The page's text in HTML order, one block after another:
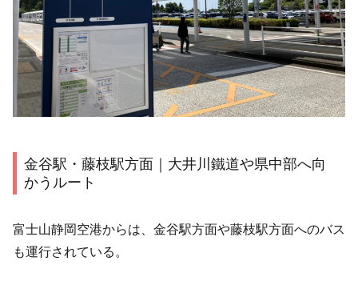
金谷駅・藤枝駅方面｜大井川鐵道や県中部へ向
かうルート
富士山静岡空港からは、金谷駅方面や藤枝駅方面へのバス
も運行されている。